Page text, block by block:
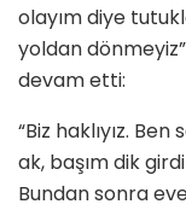
olayım diye
yoldan
devam etti:
“Biz haklıyız.
ak, başım dik
Bundan sonra